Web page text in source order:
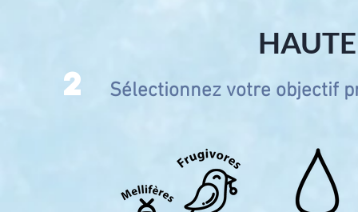
2 Sélectionnez votre objectif